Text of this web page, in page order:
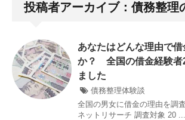
投稿者アーカイブ：債務整理
あなたはどんな理由で
か？ 全国の借金経験者
ました
債務整理体験談
全国の男女に借金の理由を調
ネットリサーチ 調査対象 20 ...